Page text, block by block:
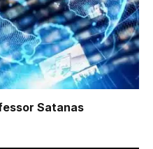
Satanas